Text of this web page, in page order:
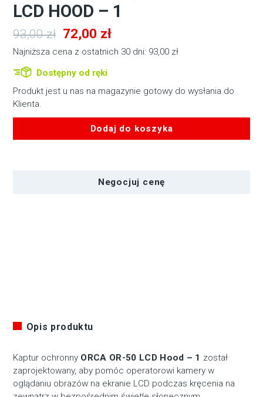
LCD HOOD – 1
93,00zł Pierwotna
cena
wynosiła:
93,00 zł.
72,00 złAktualna
cena
72,00 zł.
Najniższa cena z ostatnich 30 dni: 93,00 zł
Dostępny od ręki
Produkt jest u nas na magazynie gotowy do wysłania do
Klienta.
Dodaj do koszyka
Negocjuj cenę
Opis produktu
Kaptur ochronny ORCA OR-50 LCD Hood – 1 został
zaprojektowany, aby pomóc operatorowi kamery w
oglądaniu obrazów na ekranie LCD podczas kręcenia na